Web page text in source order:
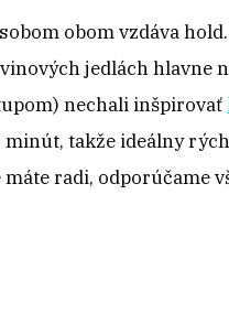
obom vzdáva
jedlách hlavne
nechali inšpirovať
takže ideálny
radi, odporúčame